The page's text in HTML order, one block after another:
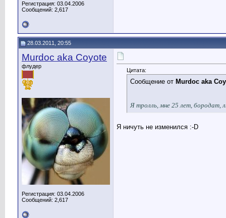
Регистрация: 03.04.2006
Сообщений: 2,617
28.03.2011, 20:55
Murdoc aka Coyote
флудер
Регистрация: 03.04.2006
Сообщений: 2,617
Цитата:
Сообщение от Murdoc aka
Я тролль, мне 25 лет, бородат,
Я ничуть не изменился :-D